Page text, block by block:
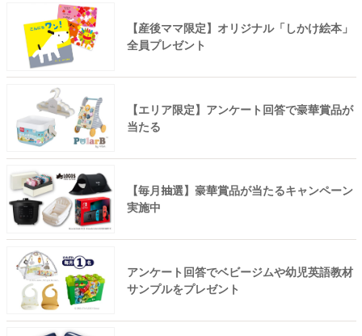
【産後ママ限定】オリジナル「しかけ絵本」
全員プレゼント
【エリア限定】アンケート回答で豪華賞品が
当たる
【毎月抽選】豪華賞品が当たるキャンペーン
実施中
アンケート回答でベビージムや幼児英語教材
サンプルをプレゼント